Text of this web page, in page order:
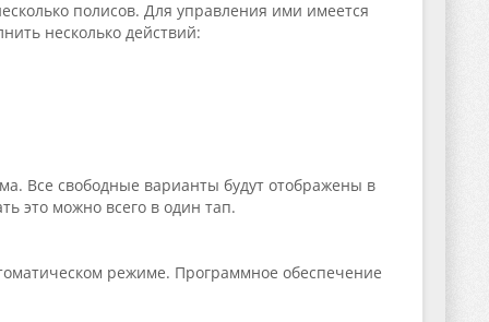
полисов. Для управления ими имеется
несколько действий:
Все свободные варианты будут отображены в
это можно всего в один тап.
режиме. Программное обеспечение